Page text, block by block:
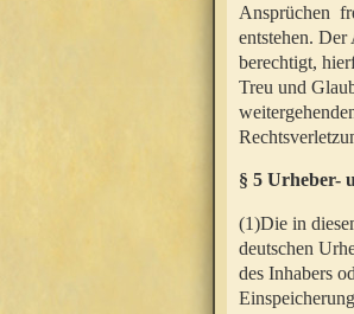
Ansprüchen
entstehen.
berechtigt,
Treu und
§ 5 Urheber-
(1)Die in
deutschen
des Inhabers